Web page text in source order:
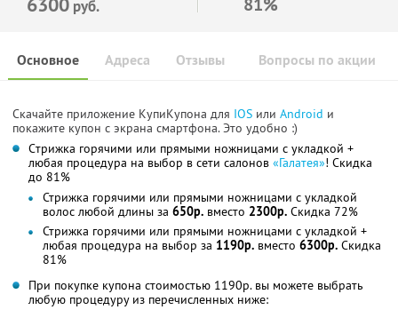
руб.
Основное Отзывы Вопросы по акции
Адреса
Скачайте приложение КупиКупона для IOS или Android и
покажите купон с экрана смартфона. Это удобно :)
Cтрижка горячими или прямыми ножницами с укладкой +
любая процедура на выбор в сети салонов «Галатея»! Скидка
до 81%
Стрижка горячими или прямыми ножницами с укладкой
волос любой длины за 650р. вместо 2300р. Скидка 72%
Стрижка горячими или прямыми ножницами с укладкой +
любая процедура на выбор за 1190р. вместо 6300р. Скидка
81%
При покупке купона стоимостью 1190р. вы можете выбрать
любую процедуру из перечисленных ниже: